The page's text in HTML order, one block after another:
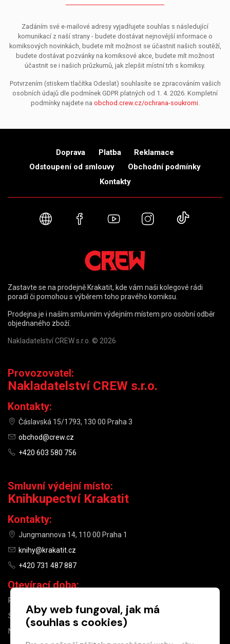
Zadáním své e-mailové adresy vyjadřujete souhlas s následující
komunikací z naší strany - budete dostávat nejnovější informace o
komiksových novinkách, budete mít možnost se účastnit našich soutěží,
budete dostávat pozvánky na komiksové akce, budete mít možnost
účastnit se i našich průzkumů, jak zlepšit místní trh s komiksy.
Potvrzením (stiskem tlačítka Odeslat) souhlasíte se zpracováním vašich
osobních údajů dle podmínek GDPR platných od 1. 4. 2026. Kompletní
podmínky najdete na obchod.crew.cz/ochrana-soukromi.
Doprava Platba
Reklamace
Odstoupení od smlouvy
Obchodní podmínky
Kontakty
Webové stránky
FacebookYouTubeInstagram
Zastavte se na prodejně Krakatit, kde vám naši kolegové rádi
poradí či pomohou s výběrem toho pravého komiksu.
Prodejna je i naším smluvním výdejním místem pro osobní odběr
objednaného zboží.
Nakladatelství CREW s.r.o. © 2026
Provozovatel:
Nakladatelství CREW s.r.o.
Kontakty:
Čáslavská 15/1793, 130 00 Praha 3
obchod@crew.cz
+420 603 580 756
Smluvní výdejní místo:
Knihkupectví Krakatit
Kontakty:
Jungmannova 14, 110 00 Praha 1
knihy@krakatit.cz
+420 731 487 887
Otevírací doba:
PO–PÁ
SO
10:00–13:00
NE
Aby web fungoval, jak má
(souhlas s cookies)